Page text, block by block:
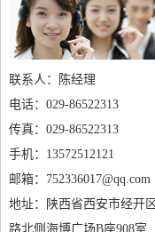
联系人：陈经理
电话：029-86522313
传真：029-86522313
手机：13572512121
邮箱：752336017@qq.com
地址：陕西省西安市经开
路北侧海博广场B座908室